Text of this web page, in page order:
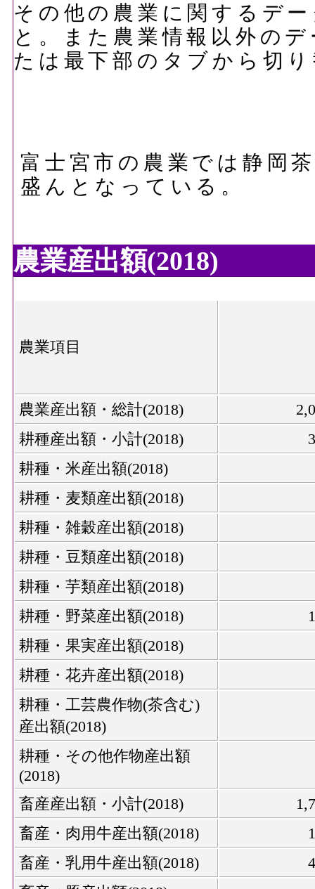
その他の農業に関するデ
と。また農業情報以外の
たは最下部のタブから切
富士宮市の農業では静岡
盛んとなっている。
農業産出額(2018)
農業項目
農業産出額・総計(2018)
耕種産出額・小計(2018)
耕種・米産出額(2018)
耕種・麦類産出額(2018)
耕種・雑穀産出額(2018)
耕種・豆類産出額(2018)
耕種・芋類産出額(2018)
耕種・野菜産出額(2018)
耕種・果実産出額(2018)
耕種・花卉産出額(2018)
耕種・工芸農作物(茶含む)
産出額(2018)
耕種・その他作物産出額
(2018)
畜産産出額・小計(2018)
畜産・肉用牛産出額(2018)
畜産・乳用牛産出額(2018)